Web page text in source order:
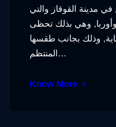
في مدينة القوقاز والتي
وهي بذلك تحظى
وذلك بجانب طقسها
المنتظم…
Know More